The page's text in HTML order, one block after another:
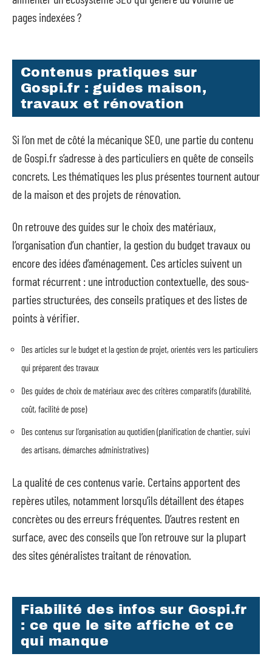
pages indexées ?
Contenus pratiques sur
Gospi.fr : guides maison,
travaux et rénovation
Si l’on met de côté la mécanique SEO, une partie du contenu
de Gospi.fr s’adresse à des particuliers en quête de conseils
concrets. Les thématiques les plus présentes tournent autour
de la maison et des projets de rénovation.
On retrouve des guides sur le choix des matériaux,
l’organisation d’un chantier, la gestion du budget travaux ou
encore des idées d’aménagement. Ces articles suivent un
format récurrent : une introduction contextuelle, des sous-
parties structurées, des conseils pratiques et des listes de
points à vérifier.
Des articles sur le budget et la gestion de projet, orientés vers les particuliers
qui préparent des travaux
Des guides de choix de matériaux avec des critères comparatifs (durabilité,
coût, facilité de pose)
Des contenus sur l’organisation au quotidien (planification de chantier, suivi
des artisans, démarches administratives)
La qualité de ces contenus varie. Certains apportent des
repères utiles, notamment lorsqu’ils détaillent des étapes
concrètes ou des erreurs fréquentes. D’autres restent en
surface, avec des conseils que l’on retrouve sur la plupart
des sites généralistes traitant de rénovation.
Fiabilité des infos sur Gospi.fr
: ce que le site affiche et ce
qui manque